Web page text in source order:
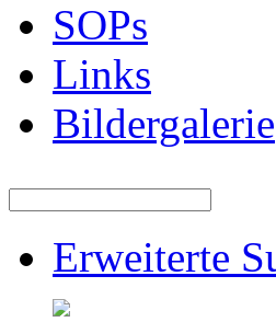
SOPs
Links
Bildergalerie
Erweiterte